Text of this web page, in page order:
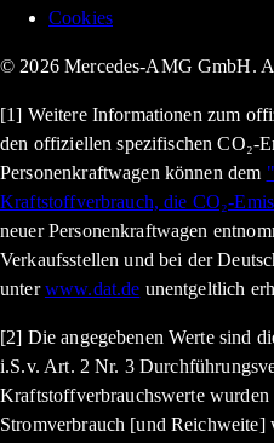
Cookies
© 2026 Mercedes-AMG GmbH.
[1] Weitere Informationen zum
den offiziellen spezifischen CO₂-
Personenkraftwagen können dem
Kraftstoffverbrauch, die CO₂-
neuer Personenkraftwagen
Verkaufsstellen und bei der
unterwww.dat.de unentgeltlich
[2] Die angegebenen Werte sind
i.S.v. Art. 2 Nr. 3
Kraftstoffverbrauchswerte wurden
Stromverbrauch [und